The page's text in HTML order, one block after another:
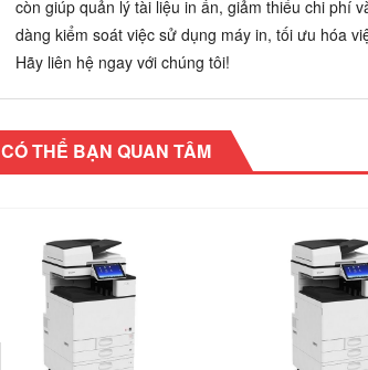
còn giúp quản lý tài liệu in ấn, giảm thiểu chi phí
dàng kiểm soát việc sử dụng máy in, tối ưu hóa
Hãy liên hệ ngay với chúng tôi!
CÓ THỂ BẠN QUAN TÂM